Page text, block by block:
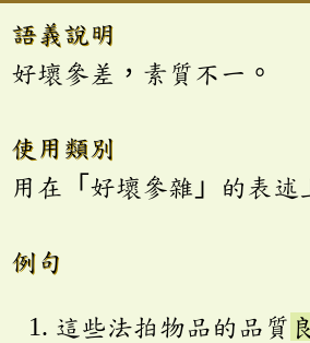
語義說明
好壞參差，素質不一。
使用類別
用在「好壞參雜」的表述
例句
這些法拍物品的品質